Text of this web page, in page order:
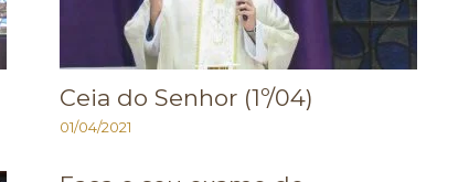
Ceia do Senhor (1º/04)
01/04/2021